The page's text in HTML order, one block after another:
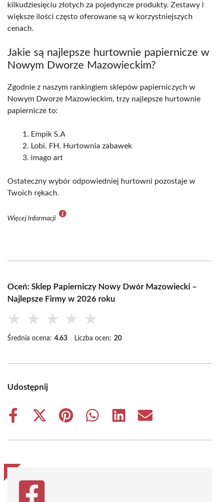
kilkudziesięciu złotych za pojedyncze produkty. Zestawy i
większe ilości często oferowane są w korzystniejszych
cenach.
Jakie są najlepsze hurtownie papiernicze w
Nowym Dworze Mazowieckim?
Zgodnie z naszym rankingiem sklepów papierniczych w
Nowym Dworze Mazowieckim, trzy najlepsze hurtownie
papiernicze to:
Empik S.A
Lobi. FH. Hurtownia zabawek
imago art
Ostateczny wybór odpowiedniej hurtowni pozostaje w
Twoich rękach.
Więcej Informacji
Oceń: Sklep Papierniczy Nowy Dwór Mazowiecki –
Najlepsze Firmy w 2026 roku
★ ★ ★ ★ ★
Średnia ocena: 4.63 Liczba ocen: 20
Udostępnij
Share
Share
(Twitter)
Share
Share
Share
Share